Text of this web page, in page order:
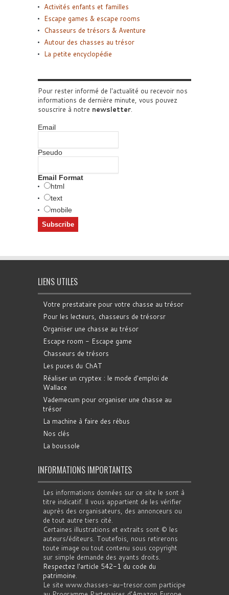
Activités enfants et familles
Escape games & escape rooms
Chasseurs de trésors & Aventure
Autour des chasses au trésor
La petite encyclopédie
Pour rester informé de l'actualité ou recevoir nos
informations de dernière minute, vous pouvez
souscrire à notre newsletter.
Email
Pseudo
Email Format
html
text
mobile
LIENS UTILES
Votre prestataire pour votre chasse au trésor
Pour les lecteurs, chasseurs de trésorsr
Organiser une chasse au trésor
Escape room - Escape game
Chasseurs de trésors
Les puces du ChAT
Réaliser un cryptex : le mode d'emploi de
Wallace
Vademecum pour organiser une chasse au
trésor
La machine à faire des rébus
Nos clés
La boussole
INFORMATIONS IMPORTANTES
Les informations données sur ce site le sont à
titre indicatif. Il vous appartient de les vérifier
auprès des organisateurs, des annonceurs ou
de tout autre tiers cité.
Certaines illustrations et extraits sont © les
auteurs/éditeurs. Toutefois, nous retirerons
toute image ou tout contenu sous copyright
sur simple demande des ayants droits.
Respectez l'article 542-1 du code du
patrimoine.
Le site www.chasses-au-tresor.com participe